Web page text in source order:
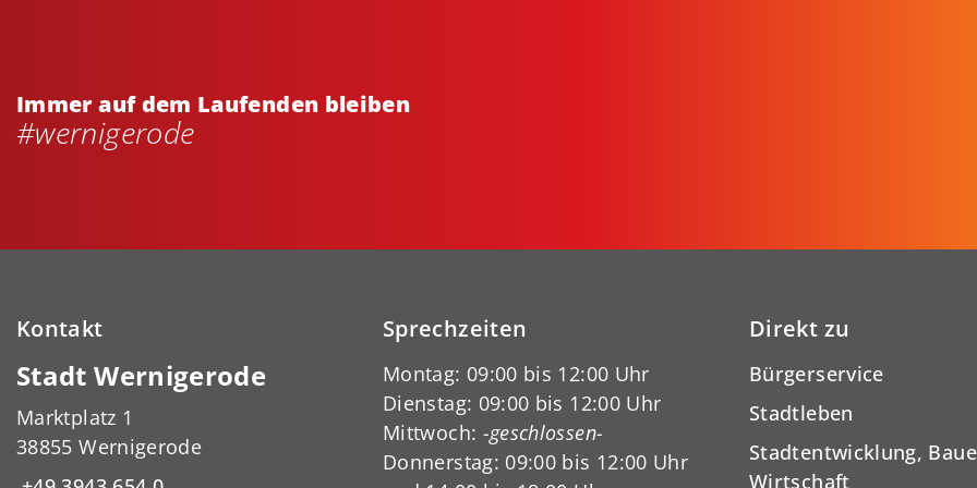
Immer auf dem Laufenden bleiben
#wernigerode
Kontakt
Stadt Wernigerode
Marktplatz 1
38855 Wernigerode
Sprechzeiten
Montag: 09:00 bis 12:00 Uhr
Dienstag: 09:00 bis 12:00 Uhr
Mittwoch: -geschlossen-
Donnerstag: 09:00 bis 12:00 Uhr
Direkt zu
Bürgerservice
Stadtleben
Stadtentwicklung,
Wirtschaft